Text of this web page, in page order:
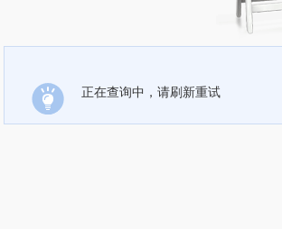
正在查询中，请刷新重试